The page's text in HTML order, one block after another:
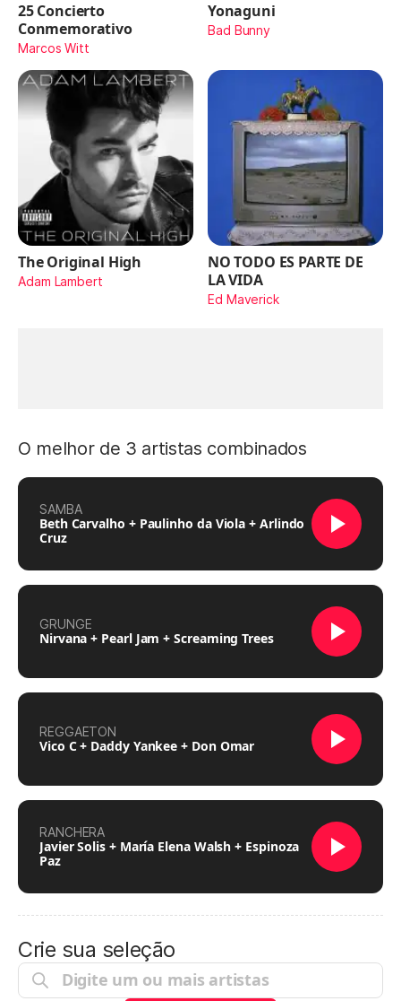
25 Concierto
Conmemorativo
Marcos Witt
Yonaguni
Bad Bunny
The Original High
Adam Lambert
NO TODO ES PARTE DE
LA VIDA
Ed Maverick
O melhor de 3 artistas combinados
SAMBA
Beth Carvalho + Paulinho da Viola + Arlindo
Cruz
GRUNGE
Nirvana + Pearl Jam + Screaming Trees
REGGAETON
Vico C + Daddy Yankee + Don Omar
RANCHERA
Javier Solis + María Elena Walsh + Espinoza
Paz
Crie sua seleção